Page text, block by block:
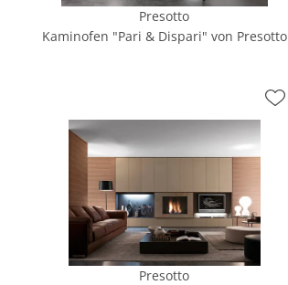
Presotto
Kaminofen "Pari & Dispari" von Presotto
Presotto